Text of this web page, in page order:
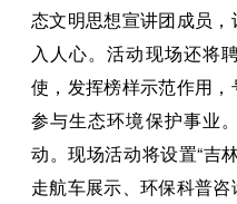
态文明思想宣讲团成员
入人心。活动现场还将
使，发挥榜样示范作用，
参与生态环境保护事业
动。现场活动将设置“吉
走航车展示、环保科普